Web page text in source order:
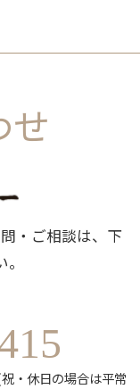
せ
・ご相談は、下
・休日の場合は平常